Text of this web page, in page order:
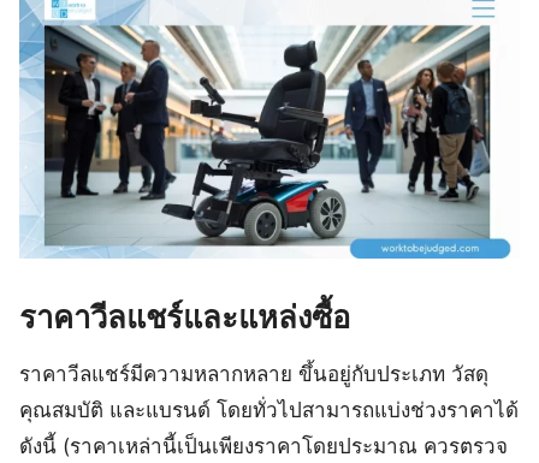
ราคาวีลแชร์และแหล่งซื้อ
ราคาวีลแชร์มีความหลากหลาย ขึ้นอยู่กับประเภท วัสดุ
คุณสมบัติ และแบรนด์ โดยทั่วไปสามารถแบ่งช่วงราคาได้
ดังนี้ (ราคาเหล่านี้เป็นเพียงราคาโดยประมาณ ควรตรวจ